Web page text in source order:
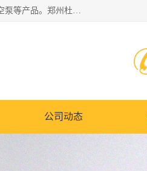
郑州杜甫仪器厂主营：低温冷却液循环泵、加热模块、水热合成反应釜、水油浴锅、旋转蒸发器、循环水真空泵等产品。郑州杜甫仪器厂在众多的教学仪器行业中依靠科技力量扬长避短、迅速发展，成为国家教委*生产教学仪器的厂家，产品具有国内良好水平，主导产品通过ISO9002质量认证。
公司动态